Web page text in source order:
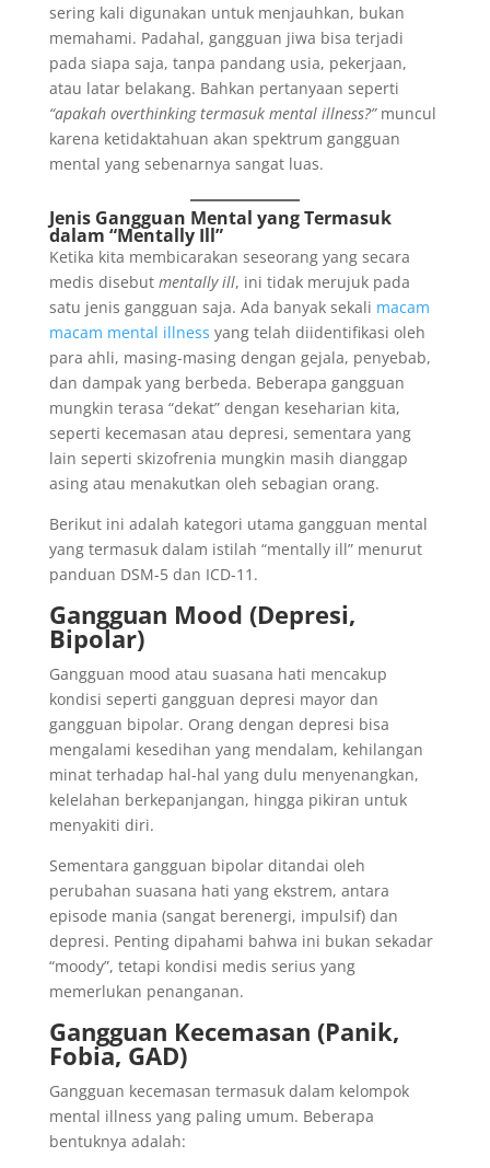
sering kali digunakan untuk menjauhkan, bukan
memahami. Padahal, gangguan jiwa bisa terjadi
pada siapa saja, tanpa pandang usia, pekerjaan,
atau latar belakang. Bahkan pertanyaan seperti
“apakah overthinking termasuk mental illness?”muncul
karena ketidaktahuan akan spektrum gangguan
mental yang sebenarnya sangat luas.
Jenis Gangguan Mental yang Termasuk
dalam “Mentally Ill”
Ketika kita membicarakan seseorang yang secara
medis disebut mentally ill, ini tidak merujuk pada
satu jenis gangguan saja. Ada banyak sekali macam
macam mental illness yang telah diidentifikasi oleh
para ahli, masing-masing dengan gejala, penyebab,
dan dampak yang berbeda. Beberapa gangguan
mungkin terasa “dekat” dengan keseharian kita,
seperti kecemasan atau depresi, sementara yang
lain seperti skizofrenia mungkin masih dianggap
asing atau menakutkan oleh sebagian orang.
Berikut ini adalah kategori utama gangguan mental
yang termasuk dalam istilah “mentally ill” menurut
panduan DSM-5 dan ICD-11.
Gangguan Mood (Depresi,
Bipolar)
Gangguan mood atau suasana hati mencakup
kondisi seperti gangguan depresi mayor dan
gangguan bipolar. Orang dengan depresi bisa
mengalami kesedihan yang mendalam, kehilangan
minat terhadap hal-hal yang dulu menyenangkan,
kelelahan berkepanjangan, hingga pikiran untuk
menyakiti diri.
Sementara gangguan bipolar ditandai oleh
perubahan suasana hati yang ekstrem, antara
episode mania (sangat berenergi, impulsif) dan
depresi. Penting dipahami bahwa ini bukan sekadar
“moody”, tetapi kondisi medis serius yang
memerlukan penanganan.
Gangguan Kecemasan (Panik,
Fobia, GAD)
Gangguan kecemasan termasuk dalam kelompok
mental illness yang paling umum. Beberapa
bentuknya adalah: